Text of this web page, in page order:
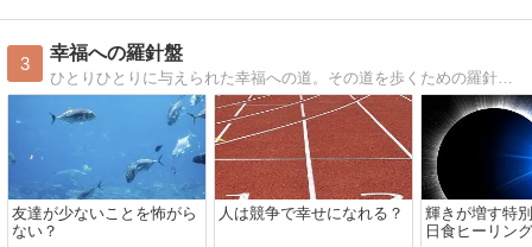
3
幸福への羅針盤
ひとりひとりに与えられた幸福への道。その道を歩くための羅針盤となるようなブログを毎日綴っています。遠隔気功研究所の所長がおくる幸福な日々をつくるための人生のヒント。
友達が少ないことを怖がら
ない？
人は競争で幸せになれる？
輝きが増す特
日食ヒーリング